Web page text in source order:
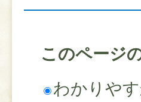
このページ
わかりや